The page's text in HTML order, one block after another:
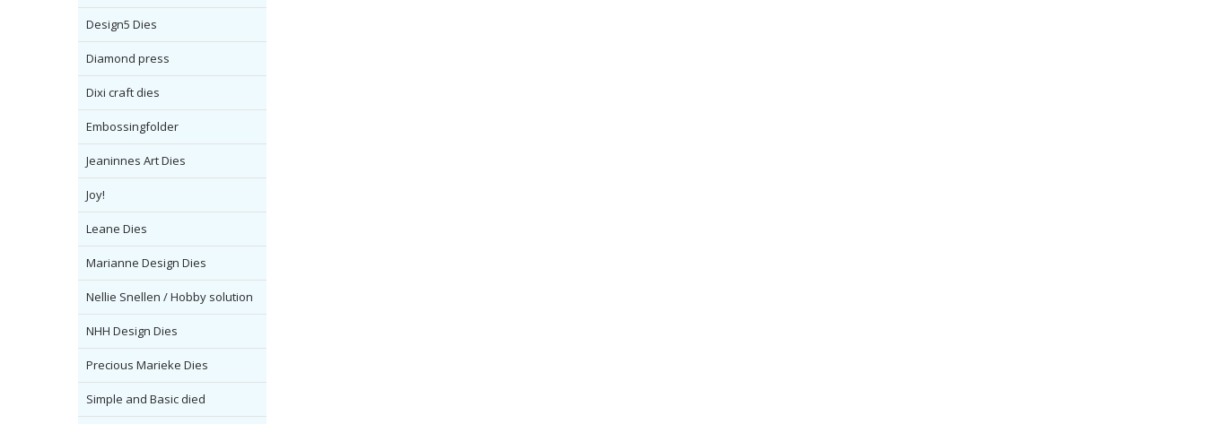
Design5 Dies
Diamond press
Dixi craft dies
Embossingfolder
Jeaninnes Art Dies
Joy!
Leane Dies
Marianne Design Dies
Nellie Snellen / Hobby solution
NHH Design Dies
Precious Marieke Dies
Simple and Basic died